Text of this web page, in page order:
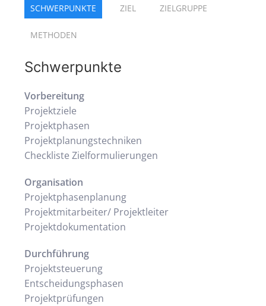
SCHWERPUNKTE ZIEL ZIELGRUPPE
METHODEN
Schwerpunkte
Vorbereitung
Projektziele
Projektphasen
Projektplanungstechniken
Checkliste Zielformulierungen
Organisation
Projektphasenplanung
Projektmitarbeiter/ Projektleiter
Projektdokumentation
Durchführung
Projektsteuerung
Entscheidungsphasen
Projektprüfungen